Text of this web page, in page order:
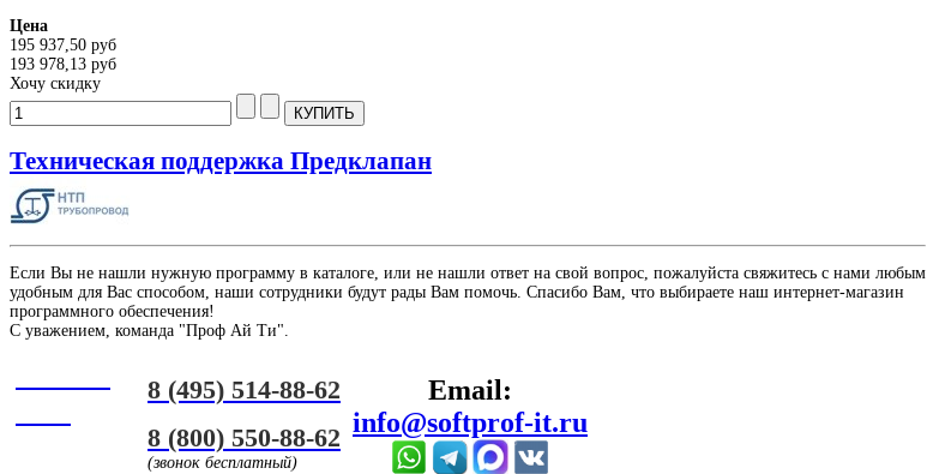
Цена
195 937,50 руб
193 978,13 руб
Хочу скидку
Техническая поддержка Предклапан
Если Вы не нашли нужную программу в каталоге, или не нашли ответ на свой вопрос, пожалуйста свяжитесь с нами любым
удобным для Вас способом, наши сотрудники будут рады Вам помочь. Спасибо Вам, что выбираете наш интернет-магазин
программного обеспечения!
С уважением, команда "Проф Ай Ти".
8 (495) 514-88-62
8 (800) 550-88-62
(звонок бесплатный)
Email:
info@softprof-it.ru